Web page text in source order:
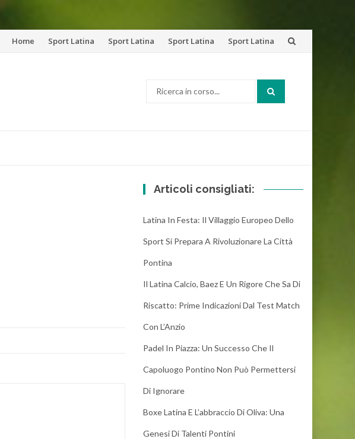
Home Sport Latina Sport Latina Sport Latina Sport Latina
Articoli consigliati:
Latina In Festa: Il Villaggio Europeo Dello
Sport Si Prepara A Rivoluzionare La Città
Pontina
Il Latina Calcio, Baez E Un Rigore Che Sa Di
Riscatto: Prime Indicazioni Dal Test Match
Con L’Anzio
Padel In Piazza: Un Successo Che Il
Capoluogo Pontino Non Può Permettersi
Di Ignorare
Boxe Latina E L’abbraccio Di Oliva: Una
Genesi Di Talenti Pontini